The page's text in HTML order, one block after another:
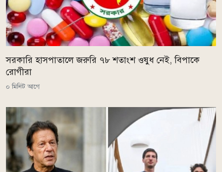
সরকারি হাসপাতালে জরুরি ৭৮ শতাংশ ওষুধ নেই, বিপাকে
রোগীরা
০ মিনিট আগে